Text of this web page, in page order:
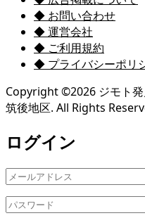
◆ お問い合わせ
◆ 運営会社
◆ ご利用規約
◆ プライバシーポリ
Copyright ©2026 ジモト
筑後地区. All Rights
ログイン